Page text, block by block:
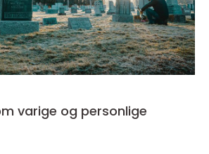
varige og personlige